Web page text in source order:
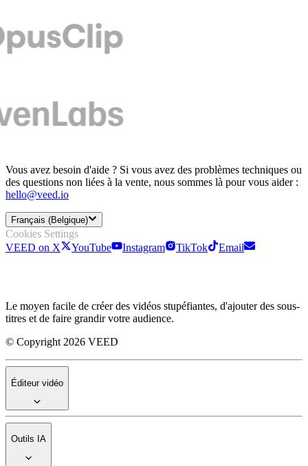
Vous avez besoin d'aide ? Si vous avez des problèmes techniques ou
des questions non liées à la vente, nous sommes là pour vous aider :
hello@veed.io
Français (Belgique)
Cookies Settings
VEED on X
YouTube Instagram TikTok Email
Le moyen facile de créer des vidéos stupéfiantes, d'ajouter des sous-
titres et de faire grandir votre audience.
© Copyright 2026 VEED
Éditeur vidéo
Outils IA